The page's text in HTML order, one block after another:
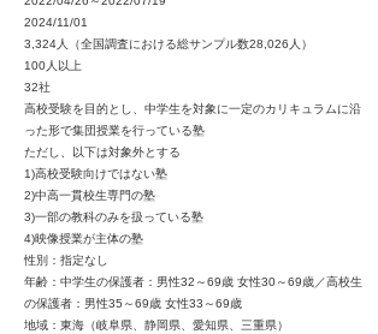
2024/11/01
3,324人（全国調査における総サンプル数28,026人）
100人以上
32社
高校受験を目的とし、中学生を対象に一定のカリキュラムに沿
った形で集団授業を行っている塾
ただし、以下は対象外とする
1)高校受験向けではない塾
2)中高一貫校生専門の塾
3)一部の教科のみを扱っている塾
4)映像授業が主体の塾
性別：指定なし
年齢：中学生の保護者：男性32～69歳 女性30～69歳／高校生
の保護者：男性35～69歳 女性33～69歳
地域：東海（岐阜県、静岡県、愛知県、三重県）